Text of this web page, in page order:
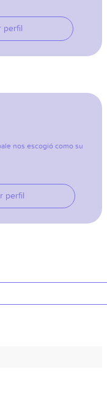
perfil
nos escogió como su
perfil